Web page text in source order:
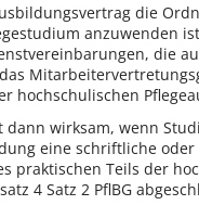
die
anzuwenden
die
hochschulischen
wirksam, wenn
eine schriftliche
praktischen Teils der
4 Satz 2 PflBG